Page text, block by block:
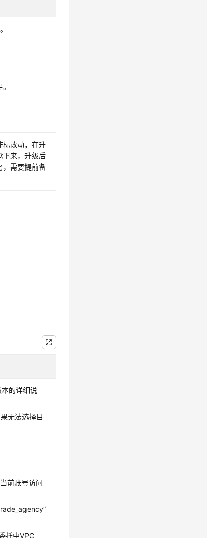
。
标改动，在升
下来，升级后
，需要提前备
的详细说
无法选择目
前账号访问
托中VPC